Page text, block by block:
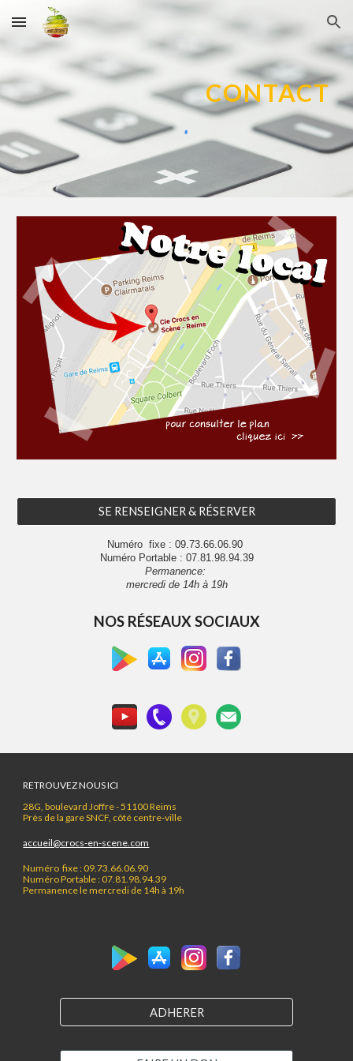
Skip to main content Skip to navigation
CONTACT
SE RENSEIGNER & RÉSERVER
Numéro fixe : 09.73.66.06.90
Numéro Portable : 07.81.98.94.39
Permanence:
mercredi de 14h à 19h
NOS RÉSEAUX SOCIAUX
RETROUVEZ NOUS ICI
28G, boulevard Joffre - 51100 Reims
Près de la gare SNCF, côté centre-ville
accueil@crocs-en-scene.com
Numéro fixe : 09.73.66.06.90
Numéro Portable : 07.81.98.94.39
Permanence le mercredi de 14h à 19h
ADHERER